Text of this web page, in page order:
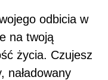
odbicia w
na twoją
życia. Czujesz
naładowany